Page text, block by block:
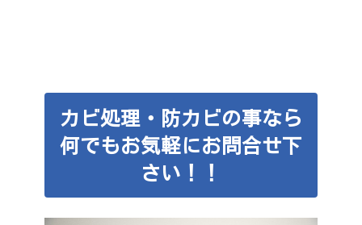
カビ処理・防カビの事なら
何でもお気軽にお問合せ下
さい！！